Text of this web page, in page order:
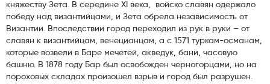
княжеству Зета. В середине XI века, войско славян одержало
победу над византийцами, и Зета обрела независимость от
Византии. Впоследствии город переходил из рук в руки – от
славян к византийцам, венецианцам, а с 1571 туркам-османам,
которые возвели в Баре мечетей, акведук, бани, часовую
башню. В 1878 году Бар был освобожден черногорцами, но на
пороховых складах произошел взрыв и город был разрушен.